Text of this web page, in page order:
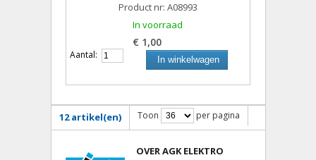
Product nr: A08993
In voorraad
€ 1,00
Aantal: In winkelwagen
12 artikel(en) Toon per pagina
OVER AGK ELEKTRO